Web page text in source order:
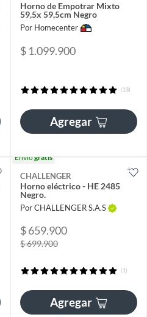
Horno de Empotrar Mixto
59,5x 59,5cm Negro
Por Homecenter
$ 1.099.900
(13)
Agregar
Envíogratis
CHALLENGER
Horno eléctrico - HE 2485
Negro.
Por CHALLENGER S.A.S
$ 659.900
$ 699.900
(1)
Agregar